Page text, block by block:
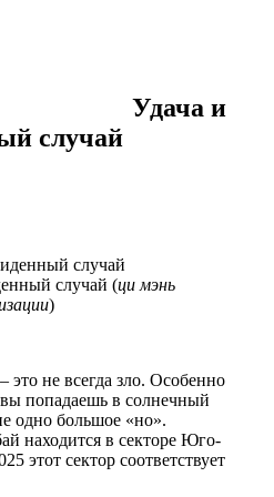
Удача и
случай
случай (ци мэнь
)
не всегда зло. Особенно
попадаешь в солнечный
одно большое «но».
находится в секторе Юго-
этот сектор соответствует